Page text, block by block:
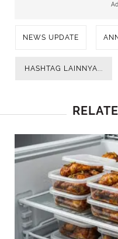
NEWS UPDATE
HASHTAG LAINNYA...